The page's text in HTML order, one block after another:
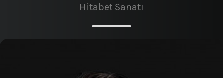
Hitabet Sanatı